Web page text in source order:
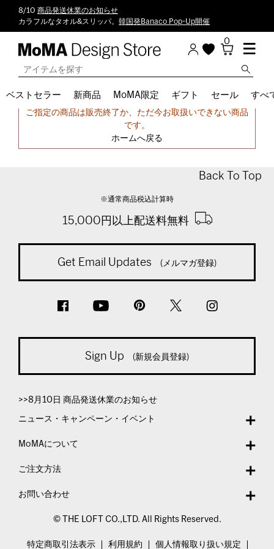
8/10 商品発送休業のお知らせ
カラフルなタオル&スリッパ。 韓国発Banaco Pop-Up開催
0
ベストセラー 新商品 MoMA限定 ギフト セール すべ
申し訳ございません。
ご指定の商品は販売終了か、ただ今お取扱いできない商品
です。
ホームへ戻る
Back To Top
※通常商品税込計算時
15,000円以上配送料無料
Get Email Updates (メルマガ登録)
Sign Up (新規会員登録)
>>8月10日 商品発送休業のお知らせ
ニュース・キャンペーン・イベント
MoMAについて
ご注文方法
お問い合わせ
© THE LOFT CO.,LTD. All Rights Reserved.
特定商取引法表示 利用規約 個人情報取り扱い規定